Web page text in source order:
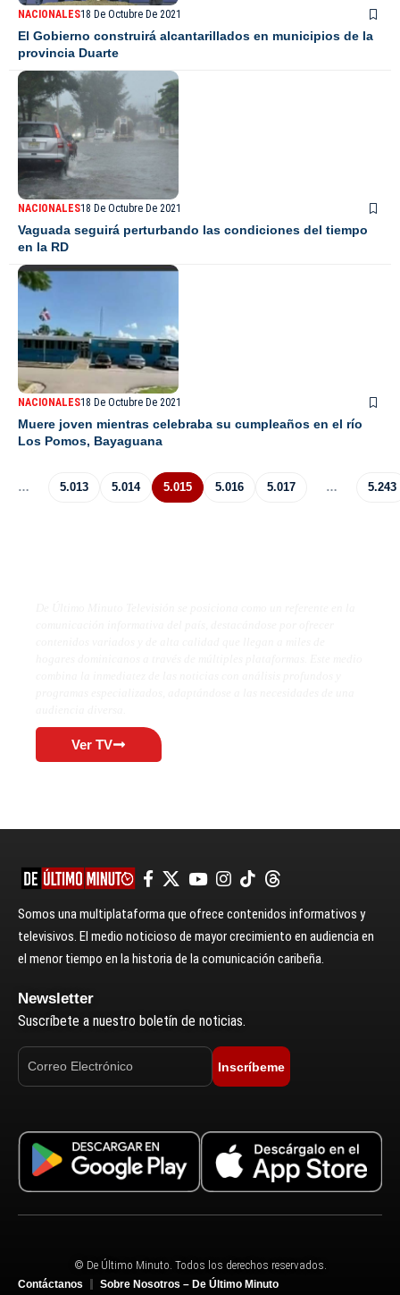
NACIONALES18 De Octubre De 2021
El Gobierno construirá alcantarillados en municipios de la
provincia Duarte
NACIONALES18 De Octubre De 2021
Vaguada seguirá perturbando las condiciones del tiempo
en la RD
NACIONALES18 De Octubre De 2021
Muere joven mientras celebraba su cumpleaños en el río
Los Pomos, Bayaguana
… 5.013 5.014 5.015 5.016 5.017 … 5.243
Ver TV
Somos una multiplataforma que ofrece contenidos informativos y
televisivos. El medio noticioso de mayor crecimiento en audiencia en
el menor tiempo en la historia de la comunicación caribeña.
Newsletter
Suscríbete a nuestro boletín de noticias.
Inscríbeme
© De Último Minuto. Todos los derechos reservados.
Contáctanos
Sobre Nosotros – De Último Minuto